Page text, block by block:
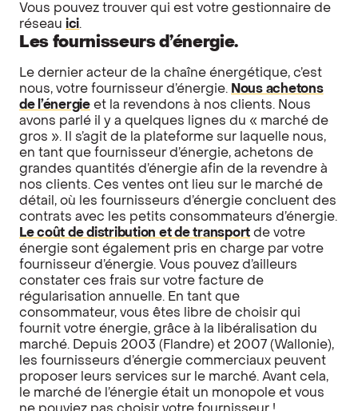
Vous pouvez trouver qui est votre gestionnaire de
réseau ici.
Les fournisseurs d’énergie.
Le dernier acteur de la chaîne énergétique, c’est
nous, votre fournisseur d’énergie. Nous achetons
de l’énergieet la revendons à nos clients. Nous
avons parlé il y a quelques lignes du « marché de
gros ». Il s’agit de la plateforme sur laquelle nous,
en tant que fournisseur d’énergie, achetons de
grandes quantités d’énergie afin de la revendre à
nos clients. Ces ventes ont lieu sur le marché de
détail, où les fournisseurs d’énergie concluent des
contrats avec les petits consommateurs d’énergie.
Le coût de distribution et de transport de votre
énergie sont également pris en charge par votre
fournisseur d’énergie. Vous pouvez d’ailleurs
constater ces frais sur votre facture de
régularisation annuelle. En tant que
consommateur, vous êtes libre de choisir qui
fournit votre énergie, grâce à la libéralisation du
marché. Depuis 2003 (Flandre) et 2007 (Wallonie),
les fournisseurs d’énergie commerciaux peuvent
proposer leurs services sur le marché. Avant cela,
le marché de l’énergie était un monopole et vous